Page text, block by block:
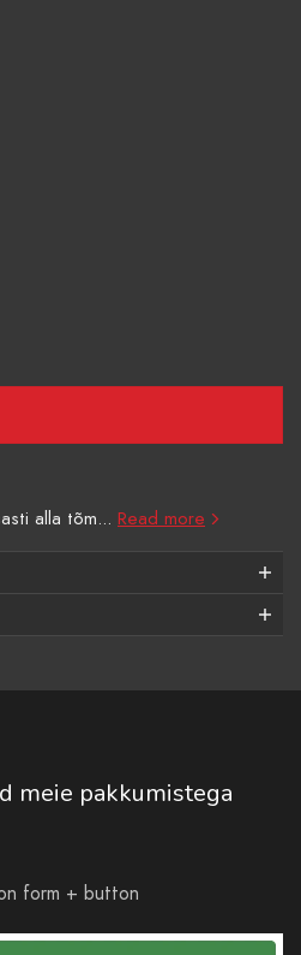
alla tõm... Read more
meie pakkumistega
form + button